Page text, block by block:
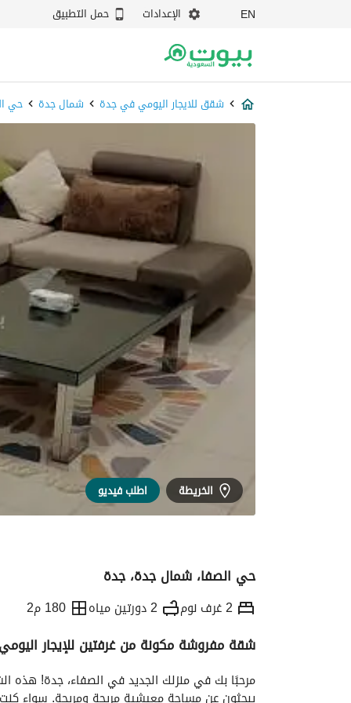
EN الإعدادات حمل التطبيق
شقق للايجار اليومي في جدة شمال جدة حي
الخريطة اطلب فيديو
حي الصفا، شمال جدة، جدة
2 غرف نوم 2 دورتين مياه 180 م2
شقة مفروشة مكونة من غرفتين للإيجار